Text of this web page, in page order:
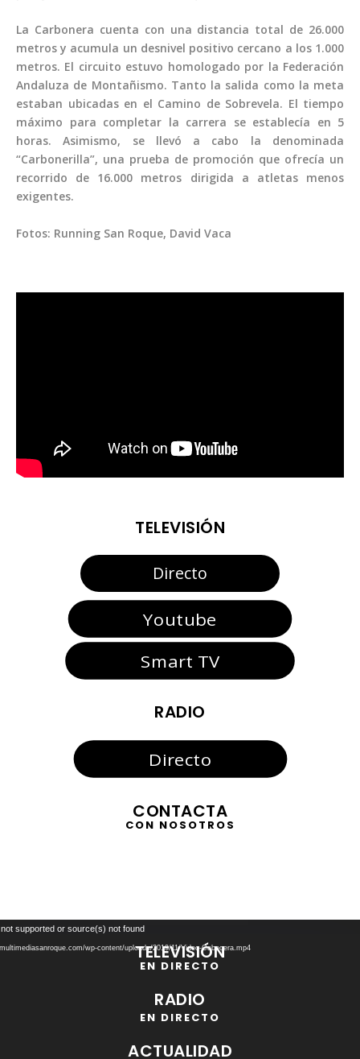
La Carbonera cuenta con una distancia total de 26.000
metros y acumula un desnivel positivo cercano a los 1.000
metros. El circuito estuvo homologado por la Federación
Andaluza de Montañismo. Tanto la salida como la meta
estaban ubicadas en el Camino de Sobrevela. El tiempo
máximo para completar la carrera se establecía en 5
horas. Asimismo, se llevó a cabo la denominada
“Carbonerilla”, una prueba de promoción que ofrecía un
recorrido de 16.000 metros dirigida a atletas menos
exigentes.
Fotos: Running San Roque, David Vaca
TELEVISIÓN
Directo
Youtube
Smart TV
RADIO
Directo
CONTACTA
CON NOSOTROS
Reproductor
de
supported or source(s) not found
wp-content/uploads/2019/11/Video-Cabecera.mp4
TELEVISIÓN
EN DIRECTO
RADIO
EN DIRECTO
ACTUALIDAD